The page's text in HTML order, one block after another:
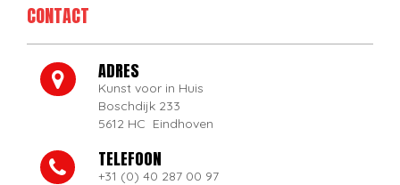
CONTACT
ADRES
Kunst voor in Huis
Boschdijk 233
5612 HC Eindhoven
TELEFOON
+31 (0) 40 287 00 97